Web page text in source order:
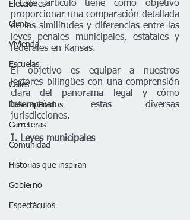
Elecciones
Clima
Vivienda
Escuelas
Calles
Desamparados
Carreteras
Comunidad
Historias que inspiran
Gobierno
Espectáculos
Este artículo tiene como objetivo
proporcionar una comparación detallada
de las similitudes y diferencias entre las
leyes penales municipales, estatales y
federales en Kansas.
El objetivo es equipar a nuestros
lectores bilingües con una comprensión
clara del panorama legal y cómo
interactúan estas diversas
jurisdicciones.
I. Leyes municipales